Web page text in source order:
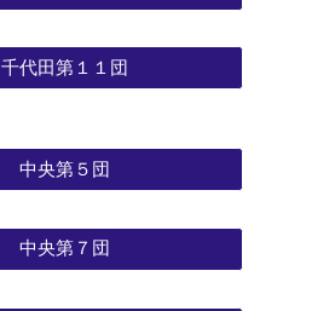
千代田第１１団
中央第５団
中央第７団